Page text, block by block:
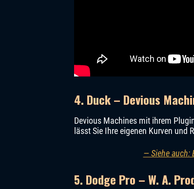
4. Duck – Devious
Devious Machines mit ihrem
lässt Sie Ihre eigenen Kurven und
— Siehe auch:
5. Dodge Pro – W. A.